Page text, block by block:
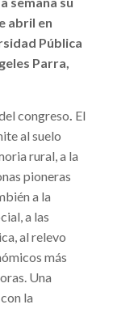
abril en
Pública
Parra,
congreso. El
al suelo
rural, a la
pioneras
a la
a las
al relevo
más
Una
la